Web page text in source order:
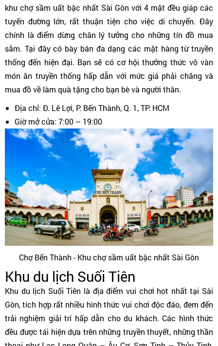
khu chợ sầm uất bậc nhất Sài Gòn với 4 mặt đều giáp các
tuyến đường lớn, rất thuận tiện cho việc di chuyển. Đây
chính là điểm dừng chân lý tưởng cho những tín đồ mua
sắm. Tại đây có bày bán đa dạng các mặt hàng từ truyền
thống đến hiện đại. Bạn sẽ có cơ hội thưởng thức vô vàn
món ăn truyền thống hấp dẫn với mức giá phải chăng và
mua đồ về làm quà tặng cho bạn bè và người thân.
Địa chỉ: Đ. Lê Lợi, P. Bến Thành, Q. 1, TP. HCM
Giờ mở cửa: 7:00 – 19:00
Chợ Bến Thành - Khu chợ sầm uất bậc nhất Sài Gòn
Khu du lịch Suối Tiên
Khu du lịch Suối Tiên là địa điểm vui chơi hot nhất tại Sài
Gòn, tích hợp rất nhiều hình thức vui chơi độc đáo, đem đến
trải nghiệm giải trí hấp dẫn cho du khách. Các hình thức
đều được tái hiện dựa trên những truyền thuyết, những thần